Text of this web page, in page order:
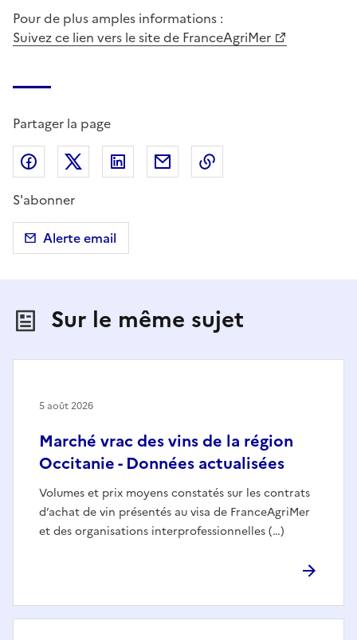
Pour de plus amples informations :
Suivez ce lien vers le site de FranceAgriMer
Partager la page
Partager sur Facebook
Partager sur X (anciennement Twitter)
Partager sur LinkedIn
Partager par email
S'abonner
Alerte email
Sur le même sujet
Marché vrac des vins de la région
Occitanie - Données actualisées
Volumes et prix moyens constatés sur les contrats
d’achat de vin présentés au visa de FranceAgriMer
et des organisations interprofessionnelles (…)
5 août 2026